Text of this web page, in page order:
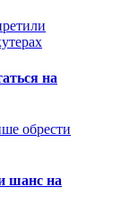
на
шанс на